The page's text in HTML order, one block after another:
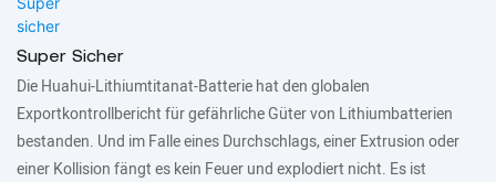
Super Sicher
Die Huahui-Lithiumtitanat-Batterie hat den globalen
Exportkontrollbericht für gefährliche Güter von Lithiumbatterien
bestanden. Und im Falle eines Durchschlags, einer Extrusion oder
einer Kollision fängt es kein Feuer und explodiert nicht. Es ist